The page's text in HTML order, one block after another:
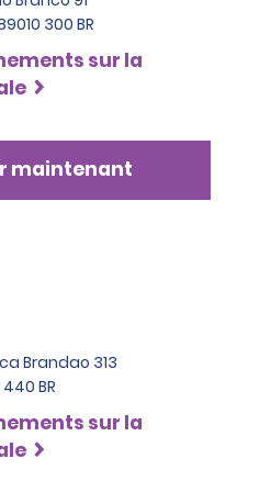
300 BR
sur la
maintenant
Brandao 313
BR
sur la